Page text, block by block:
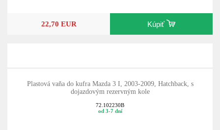
22,70 EUR Kúpiť
Plastová vaňa do kufra Mazda 3 I, 2003-2009, Hatchback, s
dojazdovým rezervným kole
72.102230B
od 3-7 dní